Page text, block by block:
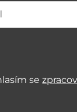
se